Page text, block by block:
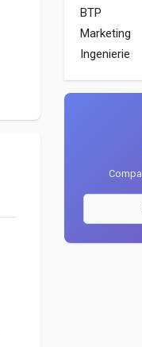
BTP
Marketing
Ingenierie